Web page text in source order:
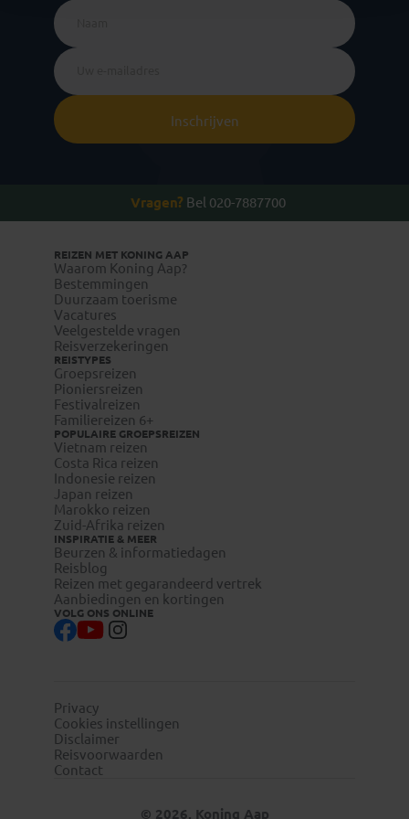
Inschrijven
Vragen? Bel 020-7887700
REIZEN MET KONING AAP
Waarom Koning Aap?
Bestemmingen
Duurzaam toerisme
Vacatures
Veelgestelde vragen
Reisverzekeringen
REISTYPES
Groepsreizen
Pioniersreizen
Festivalreizen
Familiereizen 6+
POPULAIRE GROEPSREIZEN
Vietnam reizen
Costa Rica reizen
Indonesie reizen
Japan reizen
Marokko reizen
Zuid-Afrika reizen
INSPIRATIE & MEER
Beurzen & informatiedagen
Reisblog
Reizen met gegarandeerd vertrek
Aanbiedingen en kortingen
VOLG ONS ONLINE
Privacy
Cookies instellingen
Disclaimer
Reisvoorwaarden
Contact
© 2026, Koning Aap